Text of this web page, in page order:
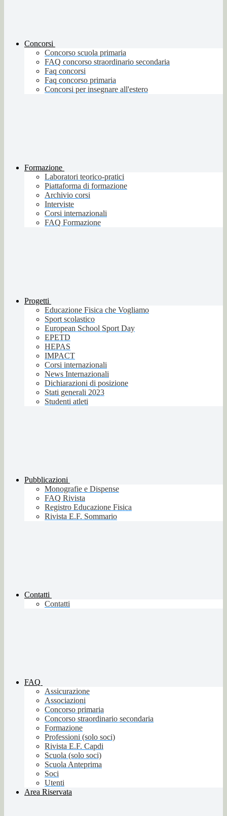
Concorsi
Concorso scuola primaria
FAQ concorso straordinario secondaria
Faq concorsi
Faq concorso primaria
Concorsi per insegnare all'estero
Formazione
Laboratori teorico-pratici
Piattaforma di formazione
Archivio corsi
Interviste
Corsi internazionali
FAQ Formazione
Progetti
Educazione Fisica che Vogliamo
Sport scolastico
European School Sport Day
EPETD
HEPAS
IMPACT
Corsi internazionali
News Internazionali
Dichiarazioni di posizione
Stati generali 2023
Studenti atleti
Pubblicazioni
Monografie e Dispense
FAQ Rivista
Registro Educazione Fisica
Rivista E.F. Sommario
Contatti
Contatti
FAQ
Assicurazione
Associazioni
Concorso primaria
Concorso straordinario secondaria
Formazione
Professioni (solo soci)
Rivista E.F. Capdi
Scuola (solo soci)
Scuola Anteprima
Soci
Utenti
Area Riservata